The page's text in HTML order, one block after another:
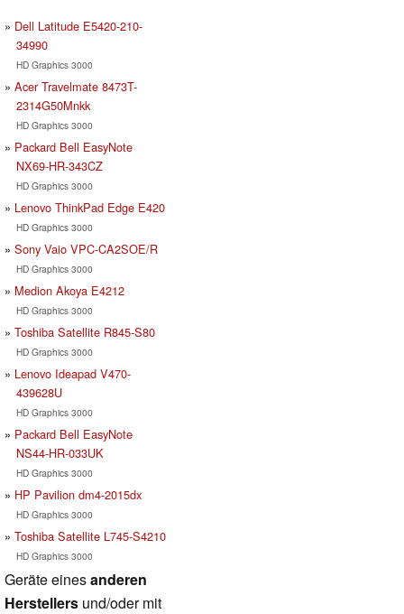
Dell Latitude E5420-210-
34990
HD Graphics 3000
Acer Travelmate 8473T-
2314G50Mnkk
HD Graphics 3000
Packard Bell EasyNote
NX69-HR-343CZ
HD Graphics 3000
Lenovo ThinkPad Edge E420
HD Graphics 3000
Sony Vaio VPC-CA2SOE/R
HD Graphics 3000
Medion Akoya E4212
HD Graphics 3000
Toshiba Satellite R845-S80
HD Graphics 3000
Lenovo Ideapad V470-
439628U
HD Graphics 3000
Packard Bell EasyNote
NS44-HR-033UK
HD Graphics 3000
HP Pavilion dm4-2015dx
HD Graphics 3000
Toshiba Satellite L745-S4210
HD Graphics 3000
Geräte einesanderen
Herstellers und/oder mit